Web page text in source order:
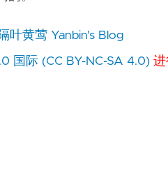
隔叶黄莺 Yanbin's Blog
国际 (CC BY-NC-SA 4.0) 进